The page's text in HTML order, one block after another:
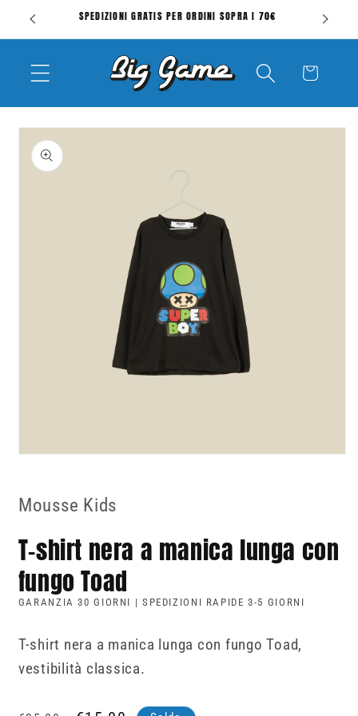
direttamente
ai contenuti
SPEDIZIONI GRATIS PER ORDINI SOPRA I 70€
Carrello
Passa alle
informazioni
sul prodotto
1
in
Mousse Kids
T-shirt nera a manica lunga con
fungo Toad
GARANZIA 30 GIORNI | SPEDIZIONI RAPIDE 3-5 GIORNI
T-shirt nera a manica lunga con fungo Toad,
vestibilità classica.